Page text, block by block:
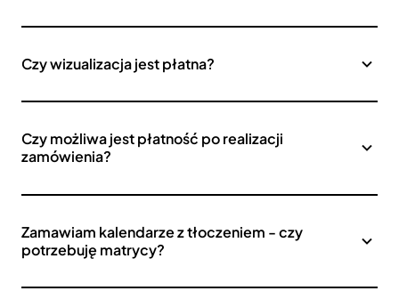
Czy wizualizacja jest płatna?
Czy możliwa jest płatność po realizacji
zamówienia?
Zamawiam kalendarze z tłoczeniem - czy
potrzebuję matrycy?